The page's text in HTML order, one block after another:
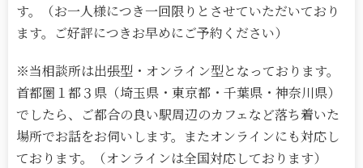
す。（お一人様につき一回限りとさせていただいており
ます。ご好評につきお早めにご予約ください）
※当相談所は出張型・オンライン型となっております。
首都圏１都３県（埼玉県・東京都・千葉県・神奈川県）
でしたら、ご都合の良い駅周辺のカフェなど落ち着いた
場所でお話をお伺いします。またオンラインにも対応し
ております。（オンラインは全国対応しております）